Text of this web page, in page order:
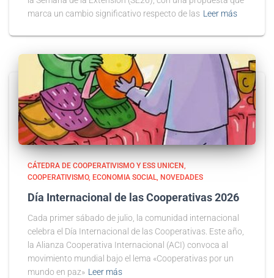
marca un cambio significativo respecto de las Leer más
CÁTEDRA DE COOPERATIVISMO Y ESS UNICEN
COOPERATIVISMO ECONOMIA SOCIAL NOVEDADES
Día Internacional de las Cooperativas 2026
Cada primer sábado de julio, la comunidad internacional
celebra el Día Internacional de las Cooperativas. Este año,
la Alianza Cooperativa Internacional (ACI) convoca al
movimiento mundial bajo el lema «Cooperativas por un
mundo en paz» Leer más